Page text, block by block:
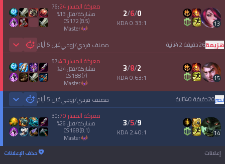
13
0
/
6
/
2
0.33:1 KDA
معركة المسار24
:
76
مشاركة/قتل13
%
CS172(8.5)
master
مصنف فردي/زوجيقبل 5 أيام هزيمة26دقيقة 42ثانية
15
2
/
8
/
3
0.63:1 KDA
معركة المسار43
:
57
مشاركة/قتل24
%
CS188(7)
master
مصنف فردي/زوجيقبل 5 أيام نصر20دقيقة 40ثانية
14
9
/
5
/
3
2.40:1 KDA
معركة المسار70
:
30
مشاركة/قتل26
%
CS168(8.1)
master
إعلانات
حذف الإعلانات